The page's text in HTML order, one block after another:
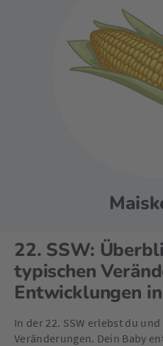
22. SSW:
typischen
Entwicklungen
In der 22. SSW erlebst du
Veränderungen. Dein Baby